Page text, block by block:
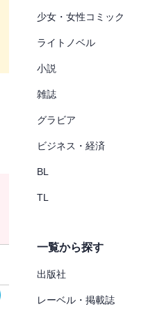
少女・女性コミック
ライトノベル
小説
雑誌
グラビア
ビジネス・経済
BL
TL
一覧から探す
出版社
レーベル・掲載誌